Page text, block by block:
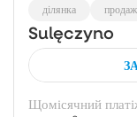
ділянка продаж
Sulęczyno
Щомісячний